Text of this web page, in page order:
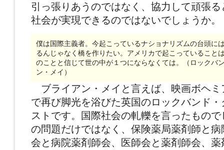
引っ張りあうのではなく、協力して頑張
社会が実現できるのではないでしょうか。
僕は国際主義者。今起こっているナショナリズムの台頭に
るんじゃなく橋を作りたい。アメリカで起こっていること
のことと信じて世の中が１つにならなくては。（ロックバ
ン・メイ）
ブライアン・メイと言えば、映画ボヘミ
で再び脚光を浴びた英国のロックバンド
ストです。国際社会の軋轢を言ったもの
の問題だけではなく、保険薬局薬剤師と
会と病院薬剤師会、医師会と薬剤師会、